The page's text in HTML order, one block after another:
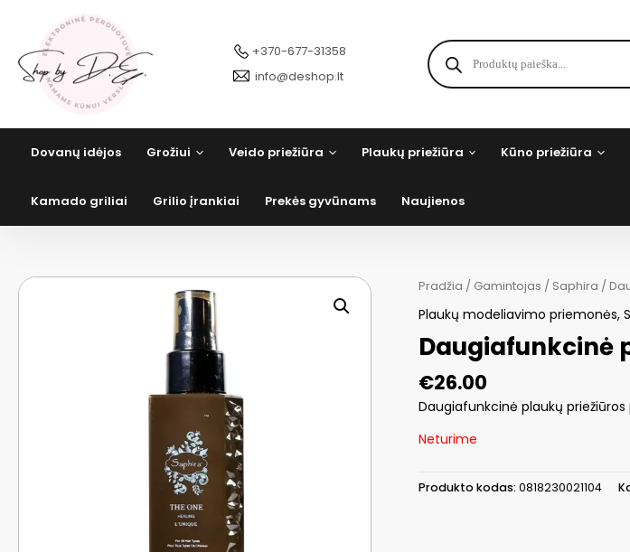
turinio
+370-677-31358
info@deshop.lt
Products
search
Dovanų idėjos Grožiui Veido priežiūra Plaukų priežiūra Kūno priežiūra
Kamado griliai Grilio įrankiai Prekės gyvūnams Naujienos
Pradžia / Gamintojas / Saphira /
Plaukų modeliavimo priemonės,
Daugiafunkcinė
€26.00
Daugiafunkcinė plaukų priežiūros
Neturime
Produkto kodas:0818230021104